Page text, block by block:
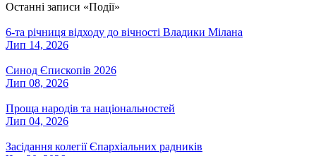
Останні записи «Події»
6-та річниця відходу до вічності Владики Мілана
Лип 14, 2026
Синод Єпископів 2026
Лип 08, 2026
Проща народів та національностей
Лип 04, 2026
Засідання колегії Єпархіальних радників